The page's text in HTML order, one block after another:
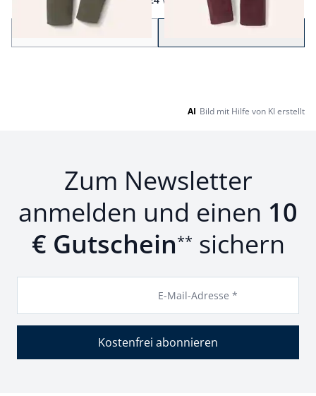
AI Bild mit Hilfe von KI erstellt
Zum Newsletter
anmelden und einen 10
€ Gutschein** sichern
E-Mail-Adresse *
Kostenfrei abonnieren